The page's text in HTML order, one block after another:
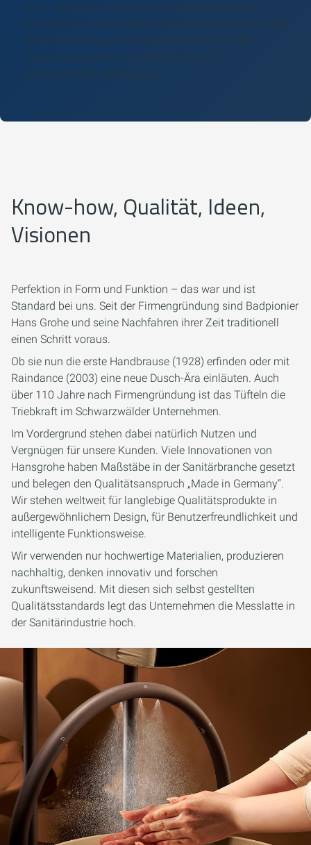
Diese Leitsätze prägen das gesamte Handeln des
Unternehmens. Als Kunde entscheiden Sie sich mit der
Wahl eines Hansgrohe Produkts daher auch für
langlebige Qualität und eine ökologisch
verantwortliche Herstellung.
Know-how, Qualität, Ideen,
Visionen
Perfektion in Form und Funktion – das war und ist
Standard bei uns. Seit der Firmengründung sind Badpionier
Hans Grohe und seine Nachfahren ihrer Zeit traditionell
einen Schritt voraus.
Ob sie nun die erste Handbrause (1928) erfinden oder mit
Raindance (2003) eine neue Dusch-Ära einläuten. Auch
über 110 Jahre nach Firmengründung ist das Tüfteln die
Triebkraft im Schwarzwälder Unternehmen.
Im Vordergrund stehen dabei natürlich Nutzen und
Vergnügen für unsere Kunden. Viele Innovationen von
Hansgrohe haben Maßstäbe in der Sanitärbranche gesetzt
und belegen den Qualitätsanspruch „Made in Germany“.
Wir stehen weltweit für langlebige Qualitätsprodukte in
außergewöhnlichem Design, für Benutzerfreundlichkeit und
intelligente Funktionsweise.
Wir verwenden nur hochwertige Materialien, produzieren
nachhaltig, denken innovativ und forschen
zukunftsweisend. Mit diesen sich selbst gestellten
Qualitätsstandards legt das Unternehmen die Messlatte in
der Sanitärindustrie hoch.